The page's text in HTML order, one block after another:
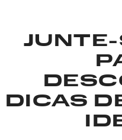
JUNTE-
DICAS